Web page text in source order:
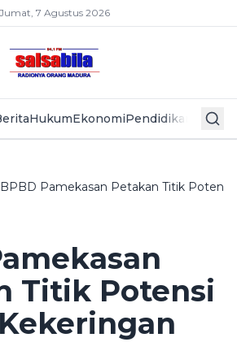
Jumat, 7 Agustus 2026
HukumEkonomiPendidikan Politik
BPBD Pamekasan Petakan Titik Potensi
Titik Potensi